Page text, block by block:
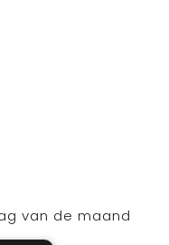
van de maand